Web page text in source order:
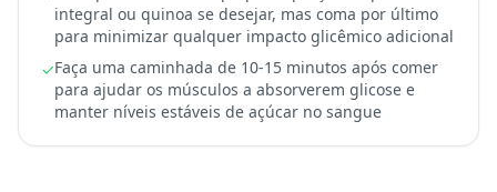
integral ou quinoa se desejar, mas coma por último
para minimizar qualquer impacto glicêmico adicional
✓Faça uma caminhada de 10-15 minutos após comer
para ajudar os músculos a absorverem glicose e
manter níveis estáveis de açúcar no sangue